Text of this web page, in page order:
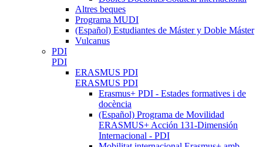
Altres beques
Programa MUDI
(Español) Estudiantes de Máster y Doble Máster
Vulcanus
PDI
PDI
ERASMUS PDI
ERASMUS PDI
Erasmus+ PDI - Estades formatives i de
docència
(Español) Programa de Movilidad
ERASMUS+ Acción 131-Dimensión
Internacional - PDI